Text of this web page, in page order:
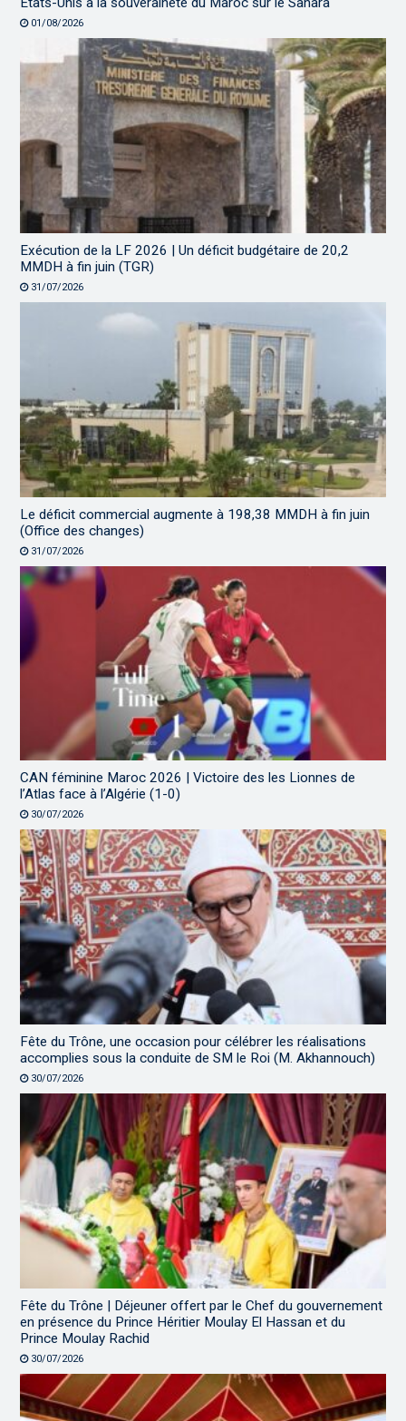
01/08/2026
Exécution de la LF 2026 | Un déficit budgétaire de 20,2
MMDH à fin juin (TGR)
31/07/2026
Le déficit commercial augmente à 198,38 MMDH à fin juin
(Office des changes)
31/07/2026
CAN féminine Maroc 2026 | Victoire des les Lionnes de
l’Atlas face à l’Algérie (1-0)
30/07/2026
Fête du Trône, une occasion pour célébrer les réalisations
accomplies sous la conduite de SM le Roi (M. Akhannouch)
30/07/2026
Fête du Trône | Déjeuner offert par le Chef du gouvernement
en présence du Prince Héritier Moulay El Hassan et du
Prince Moulay Rachid
30/07/2026